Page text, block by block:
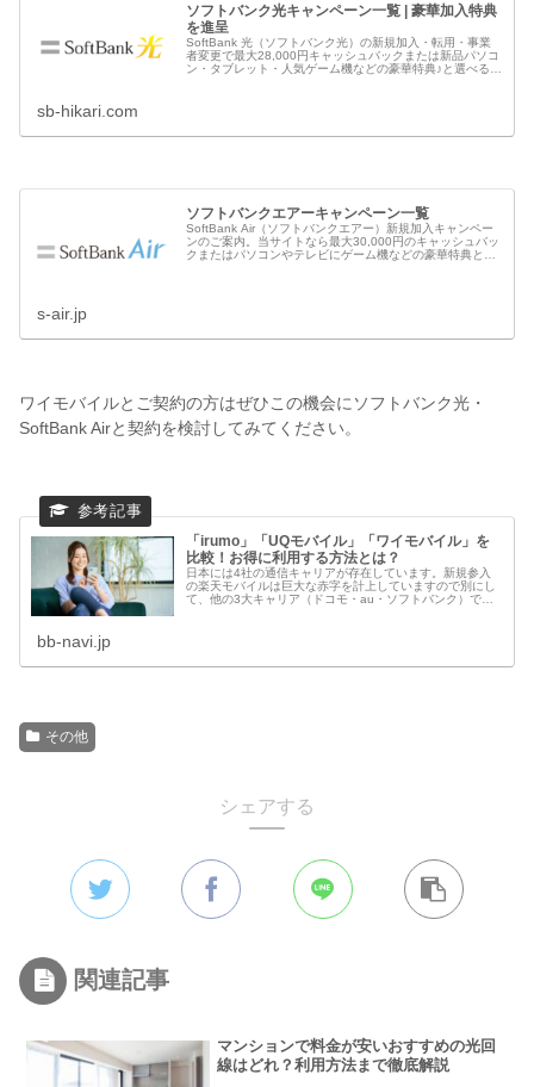
ソフトバンク光キャンペーン一覧 | 豪華加入特典
を進呈
SoftBank 光（ソフトバンク光）の新規加入・転用・事業
者変更で最大28,000円キャッシュバックまたは新品パソコ
ン・タブレット・人気ゲーム機などの豪華特典♪と選べるキ
sb-hikari.com
ソフトバンクエアーキャンペーン一覧
SoftBank Air（ソフトバンクエアー）新規加入キャンペー
ンのご案内。当サイトなら最大30,000円のキャッシュバッ
クまたはパソコンやテレビにゲーム機などの豪華特典と選
s-air.jp
ワイモバイルとご契約の方はぜひこの機会にソフトバンク光・
SoftBank Airと契約を検討してみてください。
「irumo」「UQモバイル」「ワイモバイル」を
比較！お得に利用する方法とは？
日本には4社の通信キャリアが存在しています。新規参入
の楽天モバイルは巨大な赤字を計上していますので別にし
て、他の3大キャリア（ドコモ・au・ソフトバンク）で
bb-navi.jp
その他
シェアする
関連記事
マンションで料金が安いおすすめの光回
線はどれ？利用方法まで徹底解説